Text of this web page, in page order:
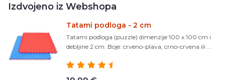
Izdvojeno iz Webshopa
Tatami podloga - 2 cm
Tatami podloga (puzzle) dimenzije 100 x 100 cm i
debljine 2 cm. Boje: crveno-plava, crno-crvena ili ...